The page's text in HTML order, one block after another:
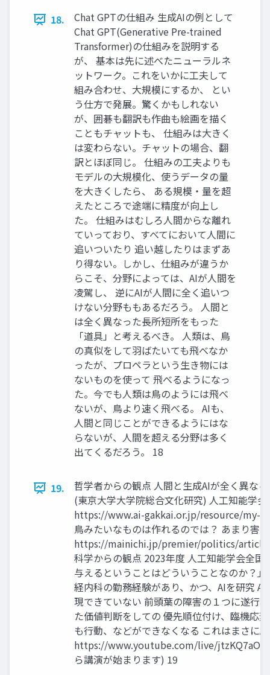
18.
Chat GPTの仕組み 生成AIの例として
Chat GPT(Generative Pre-trained
Transformer)の仕組みを説明する
が、 基本は先に述べたニューラルネ
ットワーク。これをいかに工夫して
組み合わせ、大規模にするか、 とい
う仕方で発展。驚くかもしれない
が、囲碁も翻訳も作曲も絵画を描く
こともチャットも、 仕組みは大きく
は変わらない。チャットの場合、翻
訳とほぼ同じ。 仕組みの工夫よりも
モデルの大規模化、使うデータの量
を大きくしたら、 ある規模・量を超
えたところで途端に精度が向上し
た。 仕組みはむしろ人間からな離れ
ていっており、すべてにおいて人間に
追いついたり 追い越したりはまずあ
り得ない。しかし、仕組みが違うか
らこそ、分野によっては、AIが人間を
凌駕し、 逆にAIが人間に全く追いつ
けない分野ももあるだろう。 人間と
は全く異なった長所短所をもった
「道具」と考えるべき。 人類は、鳥
の真似をして羽ばたいても飛べなか
ったが、プロペラという生き物には
ないものを使って 飛べるようになっ
た。今でも人類は鳥のようには飛べ
ないが、鳥より速く飛べる。 AIも、
人間と同じことができるようにはな
らないが、人間を超える分野は多く
出てくるだろう。 18
19.
哲学者からの観点 人間と生成AIが全く異な
(東京大学大学院総合文化研究) 人工知能学
https://www.ai-gakkai.or.jp/resource/my-
鳥みたいなものは作れるのでは？ あまり害
https://mainichi.jp/premier/politics/
科学からの観点 2023年度 人工知能学会全
与えるということはどういうことなのか？
経内科の勤務経験があり、かつ、AIを研究
現できていない 前頭葉の障害の１つに遂行
た価値判断をしての 優先順位付け、臨機応
も行動、などができなくなる これはまさに
https://www.youtube.com/live/
ら講演が始まります) 19